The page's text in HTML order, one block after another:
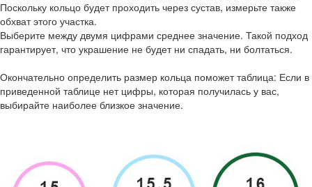
Поскольку кольцо будет проходить через сустав, измерьте также
обхват этого участка.
Выберите между двумя цифрами среднее значение. Такой подход
гарантирует, что украшение не будет ни спадать, ни болтаться.
Окончательно определить размер кольца поможет таблица: Если в
приведенной таблице нет цифры, которая получилась у вас,
выбирайте наиболее близкое значение.